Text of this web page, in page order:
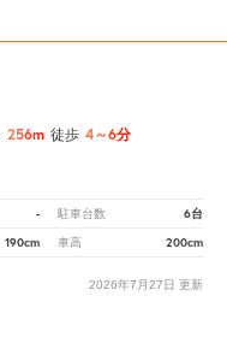
256m 徒歩 4～6分
- 駐車台数 6台
190cm 車高 200cm
2026年7月27日 更新